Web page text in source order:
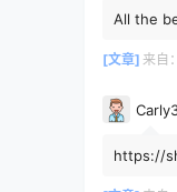
All the
[文章] 来自：
https://